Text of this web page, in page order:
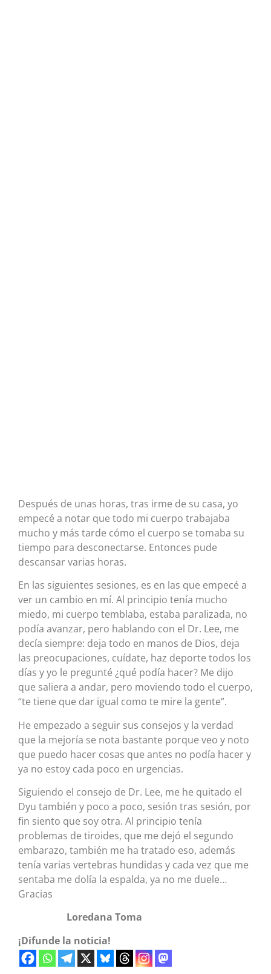
Después de unas horas, tras irme de su casa, yo
empecé a notar que todo mi cuerpo trabajaba
mucho y más tarde cómo el cuerpo se tomaba su
tiempo para desconectarse. Entonces pude
descansar varias horas.
En las siguientes sesiones, es en las que empecé a
ver un cambio en mí. Al principio tenía mucho
miedo, mi cuerpo temblaba, estaba paralizada, no
podía avanzar, pero hablando con el Dr. Lee, me
decía siempre: deja todo en manos de Dios, deja
las preocupaciones, cuídate, haz deporte todos los
días y yo le pregunté ¿qué podía hacer? Me dijo
que saliera a andar, pero moviendo todo el cuerpo,
“te tiene que dar igual como te mire la gente”.
He empezado a seguir sus consejos y la verdad
que la mejoría se nota bastante porque veo y noto
que puedo hacer cosas que antes no podía hacer y
ya no estoy cada poco en urgencias.
Siguiendo el consejo de Dr. Lee, me he quitado el
Dyu también y poco a poco, sesión tras sesión, por
fin siento que soy otra. Al principio tenía
problemas de tiroides, que me dejó el segundo
embarazo, también me ha tratado eso, además
tenía varias vertebras hundidas y cada vez que me
sentaba me dolía la espalda, ya no me duele…
Gracias
Loredana Toma
¡Difunde la noticia!